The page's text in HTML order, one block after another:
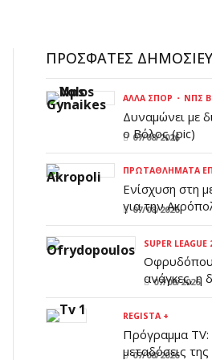
ΠΡΌΣΦΑΤΕΣ
ΆΛΛΑ ΣΠΟΡ ΝΠΣ
Δυναμώνει με
ο Βόλος (pic)
07/08/2026
ΠΡΩΤΑΘΛΉΜΑΤΑ
Ενίσχυση στη
για την
07/08/2026
SUPER LEAGUE
ανάγκες, η
07/08/2026
REGISTA +
Πρόγραμμα TV:
μεταδόσεις
07/08/2026